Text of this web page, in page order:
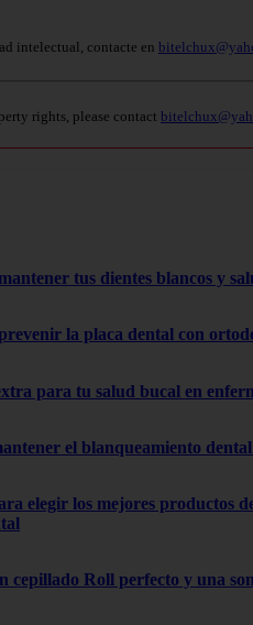
intelectual, contacte en
rights, please contact
tus dientes blancos y
la placa dental con
para tu salud bucal en
el blanqueamiento
elegir los mejores productos
cepillado Roll perfecto y una